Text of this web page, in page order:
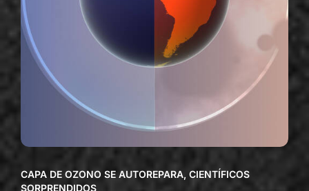
CAPA DE OZONO SE AUTOREPARA, CIENTÍFICOS
SORPRENDIDOS